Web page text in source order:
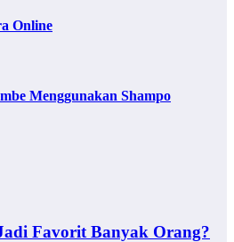
Online
Menggunakan Shampo
Favorit Banyak Orang?